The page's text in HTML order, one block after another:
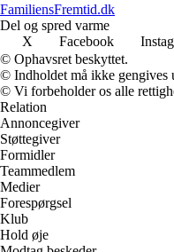
FamiliensFremtid.dk
Del og spred varme
X
Facebook
© Ophavsret beskyttet.
© Indholdet må ikke gengives
© Vi forbeholder os alle
Relation
Annoncegiver
Støttegiver
Formidler
Teammedlem
Medier
Forespørgsel
Klub
Hold øje